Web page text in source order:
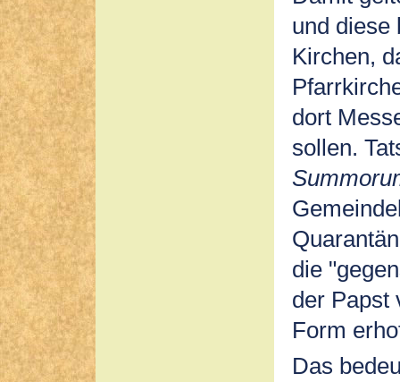
und diese
Kirchen,
dort
sollen.
die
der Papst
Form
Das